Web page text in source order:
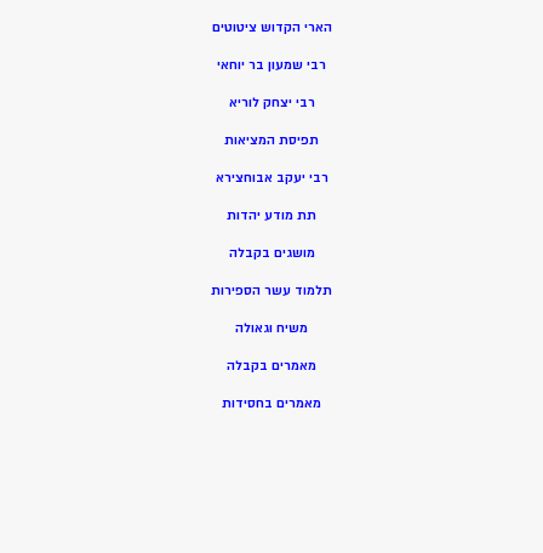
הארי הקדוש ציטוטים
רבי שמעון בר יוחאי
רבי יצחק לוריא
תפיסת המציאות
רבי יעקב אבוחצירא
תת מודע יהדות
מושגים בקבלה
תלמוד עשר הספירות
משיח וגאולה
מאמרים בקבלה
מאמרים בחסידות